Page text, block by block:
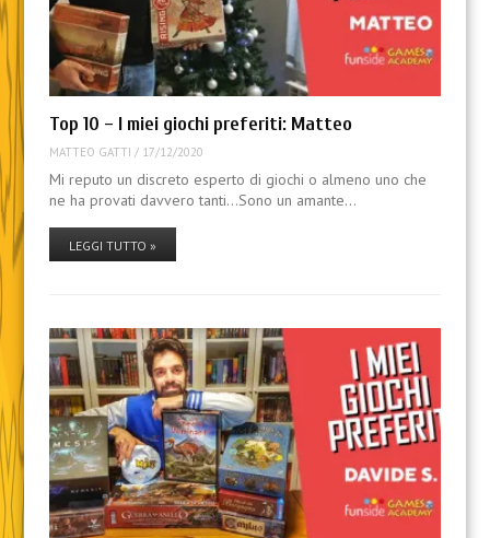
Top 10 – I miei giochi preferiti: Matteo
MATTEO GATTI / 17/12/2020
Mi reputo un discreto esperto di giochi o almeno uno che
ne ha provati davvero tanti…Sono un amante…
LEGGI TUTTO »